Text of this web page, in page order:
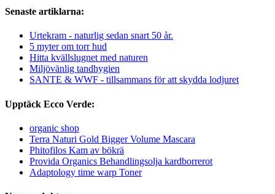
Senaste artiklarna:
Urtekram - naturlig sedan snart 50 år.
5 myter om torr hud
Hitta kvällslugnet med naturen
Miljövänlig tandhygien
SANTE & WWF - tillsammans för att skydda lodjuret
Upptäck Ecco Verde:
organic shop
Terra Naturi Gold Bigger Volume Mascara
Phitofilos Kam av bökrä
Provida Organics Behandlingsolja kardborrerot
Adaptology time warp Toner